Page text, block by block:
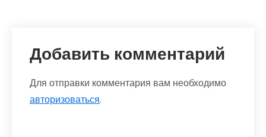
Добавить комментарий
Для отправки комментария вам необходимо
авторизоваться.